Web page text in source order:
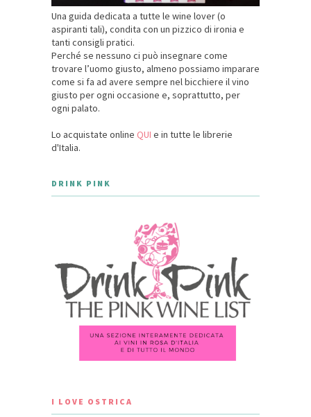
Una guida dedicata a tutte le wine lover (o
aspiranti tali), condita con un pizzico di ironia e
tanti consigli pratici.
Perché se nessuno ci può insegnare come
trovare l’uomo giusto, almeno possiamo imparare
come si fa ad avere sempre nel bicchiere il vino
giusto per ogni occasione e, soprattutto, per
ogni palato.
Lo acquistate online QUI e in tutte le librerie
d'Italia.
DRINK PINK
I LOVE OSTRICA